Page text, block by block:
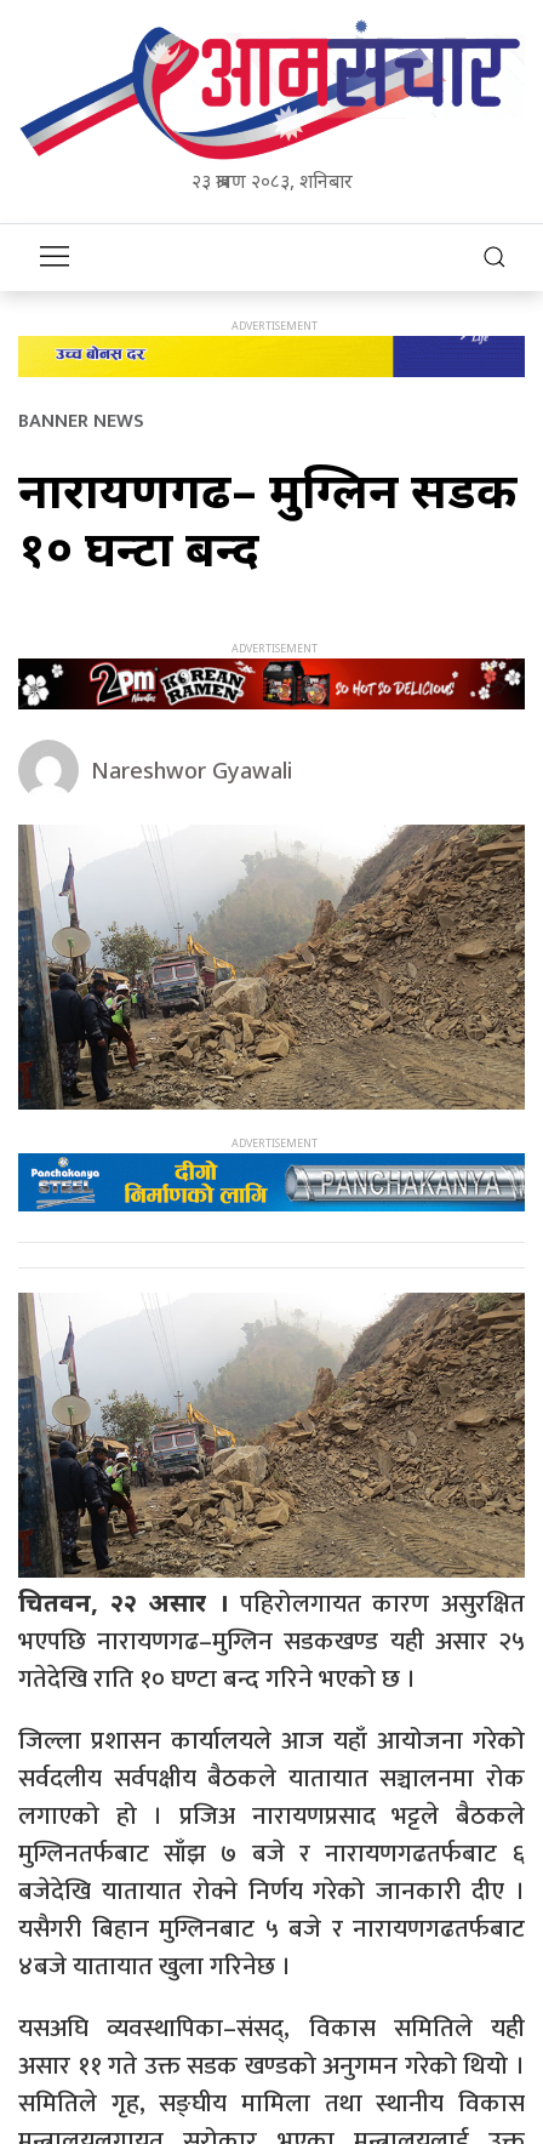
२३ श्रावण २०८३, शनिबार
BANNER NEWS
नारायणगढ– मुग्लिन सडक
१० घन्टा बन्द
Nareshwor Gyawali
चितवन, २२ असार । पहिरोलगायत कारण असुरक्षित
भएपछि नारायणगढ–मुग्लिन सडकखण्ड यही असार २५
गतेदेखि राति १० घण्टा बन्द गरिने भएको छ ।
जिल्ला प्रशासन कार्यालयले आज यहाँ आयोजना गरेको
सर्वदलीय सर्वपक्षीय बैठकले यातायात सञ्चालनमा रोक
लगाएको हो । प्रजिअ नारायणप्रसाद भट्टले बैठकले
मुग्लिनतर्फबाट साँझ ७ बजे र नारायणगढतर्फबाट ६
बजेदेखि यातायात रोक्ने निर्णय गरेको जानकारी दीए ।
यसैगरी बिहान मुग्लिनबाट ५ बजे र नारायणगढतर्फबाट
४बजे यातायात खुला गरिनेछ ।
यसअघि व्यवस्थापिका–संसद्, विकास समितिले यही
असार ११ गते उक्त सडक खण्डको अनुगमन गरेको थियो ।
समितिले गृह, सङ्घीय मामिला तथा स्थानीय विकास